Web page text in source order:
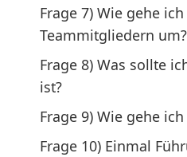
Frage 7) Wie gehe
Teammitgliedern um?
Frage 8) Was sollte
ist?
Frage 9) Wie gehe
Frage 10) Einmal